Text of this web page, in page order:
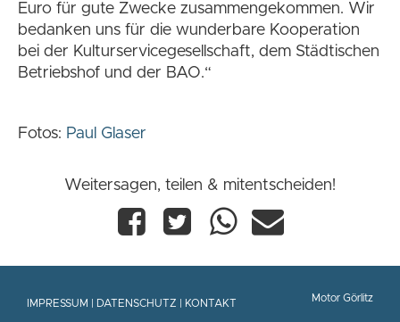
Euro für gute Zwecke zusammengekommen. Wir
bedanken uns für die wunderbare Kooperation
bei der Kulturservicegesellschaft, dem Städtischen
Betriebshof und der BAO.“
Fotos: Paul Glaser
Weitersagen, teilen & mitentscheiden!
IMPRESSUM DATENSCHUTZ KONTAKT Motor Görlitz